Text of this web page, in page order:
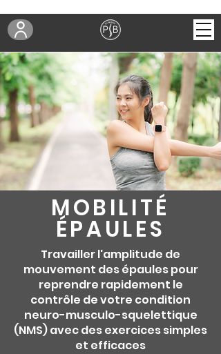
MOBILITÉ
ÉPAULES
Travailler l'amplitude de
mouvement des épaules pour
reprendre rapidement le
contrôle de votre condition
neuro-musculo-squelettique
(NMS) avec des exercices simples
et efficaces